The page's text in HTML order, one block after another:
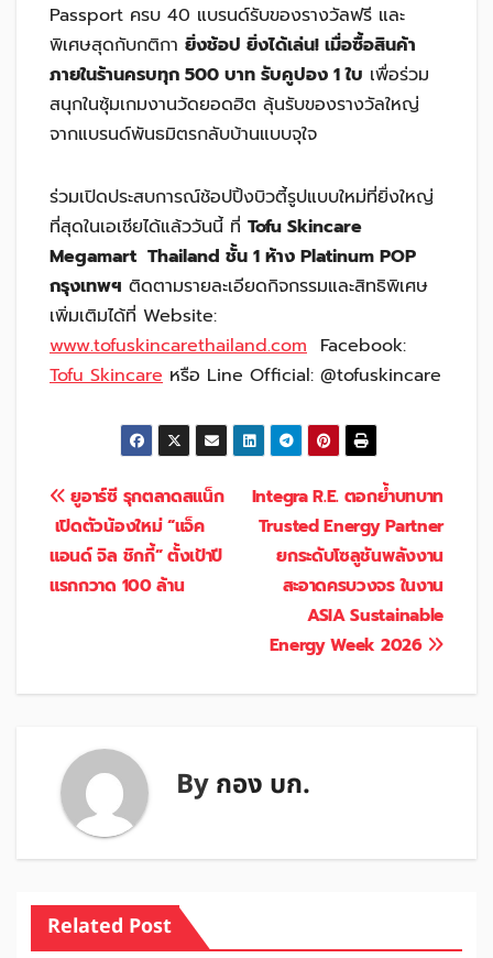
Passport ครบ 40 แบรนด์รับของรางวัลฟรี และ
พิเศษสุดกับกติกา ยิ่งช้อป ยิ่งได้เล่น! เมื่อซื้อสินค้า
ภายในร้านครบทุก 500 บาท รับคูปอง 1 ใบ เพื่อร่วม
สนุกในซุ้มเกมงานวัดยอดฮิต ลุ้นรับของรางวัลใหญ่
จากแบรนด์พันธมิตรกลับบ้านแบบจุใจ
ร่วมเปิดประสบการณ์ช้อปปิ้งบิวตี้รูปแบบใหม่ที่ยิ่งใหญ่
ที่สุดในเอเชียได้แล้ววันนี้ ที่ Tofu Skincare
Megamart Thailand ชั้น 1 ห้าง Platinum POP
กรุงเทพฯ ติดตามรายละเอียดกิจกรรมและสิทธิพิเศษ
เพิ่มเติมได้ที่ Website:
www.tofuskincarethailand.com Facebook:
Tofu Skincare หรือ Line Official: @tofuskincare
แนะแนว
เรื่อง
Integra R.E. ตอกย้ำบทบาท
Trusted Energy Partner
ยกระดับโซลูชันพลังงาน
สะอาดครบวงจร ในงาน
ASIA Sustainable
Energy Week 2026
ยูอาร์ซี รุกตลาดสแน็ก
เปิดตัวน้องใหม่ “แจ็ค
แอนด์ จิล ชิกกี้” ตั้งเป้าปี
แรกกวาด 100 ล้าน
Byกอง บก.
Related Post